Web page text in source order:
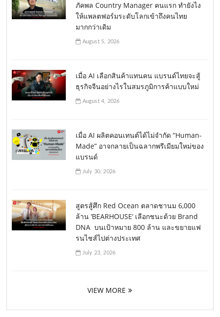
ภัคพล Country Manager คนแรก ทำยังไง
ให้แพลตฟอร์มระดับโลกเข้าถึงคนไทย
มากกว่าเดิม
August 5, 2026
เมื่อ AI เลือกสินค้าแทนคน แบรนด์ไทยจะสู้
ธุรกิจจีนอย่างไรในสมรภูมิการค้าแบบใหม่
August 4, 2026
เมื่อ AI ผลิตคอนเทนต์ได้ไม่จำกัด “Human-
Made” อาจกลายเป็นฉลากพรีเมียมใหม่ของ
แบรนด์
July 30, 2026
สูตรสู้ศึก Red Ocean ตลาดชานม 6,000
ล้าน ‘BEARHOUSE’ เลือกชนะด้วย Brand
DNA บนเป้าหมาย 800 ล้าน และขยายแฟ
รนไชส์ไปต่างประเทศ
July 23, 2026
VIEW MORE